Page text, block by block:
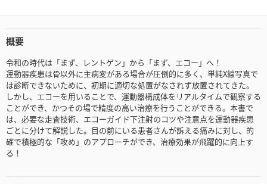
概要
令和の時代は「まず、レントゲン」から「まず、エコー」へ！
運動器疾患は骨以外に主病変がある場合が圧倒的に多く、単純X線写真で
は診断できないために、初期に適切な処置がなされず放置されてきた。
しかし、エコーを用いることで、運動器構成体をリアルタイムで観察する
ことができ、かつその場で精度の高い治療を行うことができる。本書で
は、必要な走査技術、エコーガイド下注射のコツや注意点を運動器疾患
ごとに分けて解説した。目の前にいる患者さんが訴える痛みに対し、的
確で積極的な「攻め」のアプローチができ、治療効果が飛躍的に向上す
る！